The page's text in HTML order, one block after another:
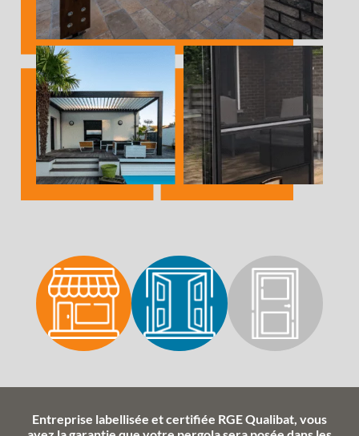
Entreprise labellisée et certifiée RGE Qualibat, vous